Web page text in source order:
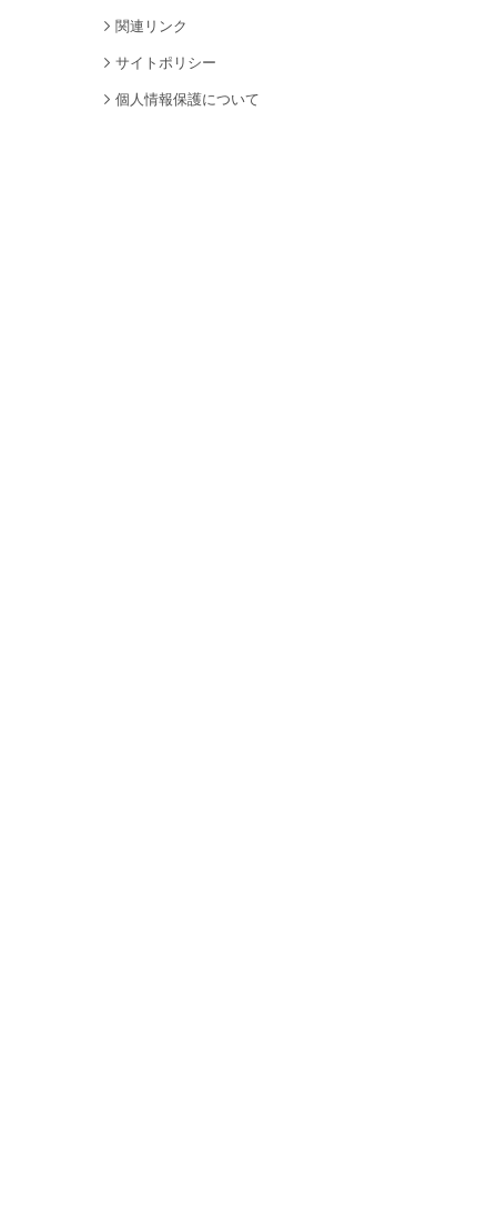
関連リンク
サイトポリシー
個人情報保護について